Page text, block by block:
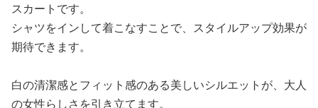
スカートです。
シャツをインして着こなすことで、スタイルアップ効果が
期待できます。
白の清潔感とフィット感のある美しいシルエットが、大人
の女性らしさを引き立てます。